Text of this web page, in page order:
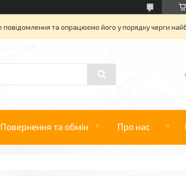
та опрацюємо його у порядку черги
Повернення та обмін Про нас